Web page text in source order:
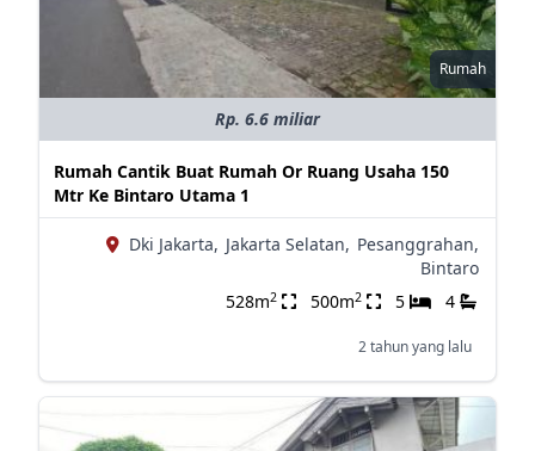
Rumah
Rp. 6.6 miliar
Rumah Cantik Buat Rumah Or Ruang Usaha 150
Mtr Ke Bintaro Utama 1
Dki Jakarta, Jakarta Selatan, Pesanggrahan,
Bintaro
528m2 500m2 5 4
2 tahun yang lalu